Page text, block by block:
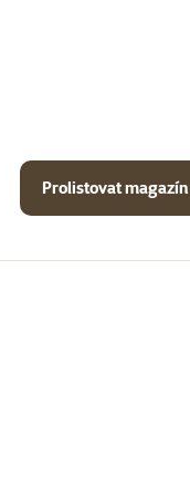
Prolistovat magazín